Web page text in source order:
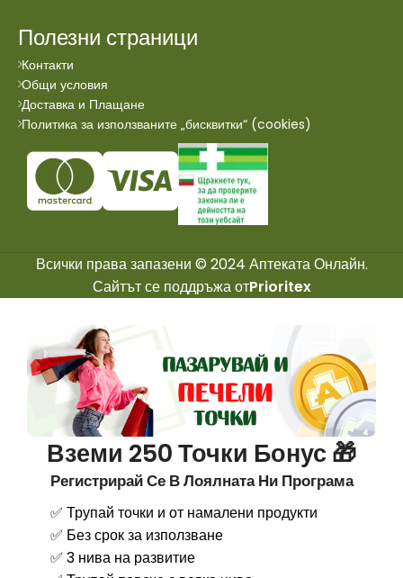
Полезни страници
Контакти
Общи условия
Доставка и Плащане
Политика за използваните „бисквитки“ (cookies)
Всички права запазени © 2024 Аптеката Онлайн.
Сайтът се поддръжа отPrioritex
Вземи 250 Точки Бонус 🎁
Регистрирай Се В Лоялната Ни Програма
✅ Трупай точки и от намалени продукти
✅ Без срок за използване
✅ 3 нива на развитие